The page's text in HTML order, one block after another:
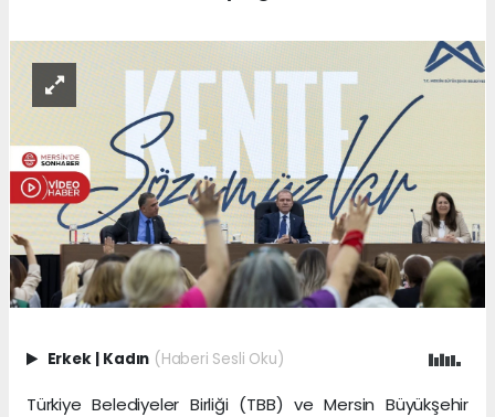
Erkek | Kadın (Haberi Sesli Oku)
Türkiye Belediyeler Birliği (TBB) ve Mersin Büyükşehir